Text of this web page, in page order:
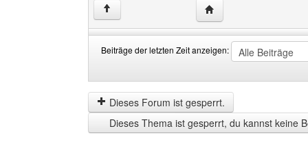
↑ Website dieses
Beiträge der letzten Zeit anzeigen:
der
letzten
Zeit
anzeigen
by
Dieses Forum ist gesperrt.
Dieses Thema ist gesperrt, du kannst keine